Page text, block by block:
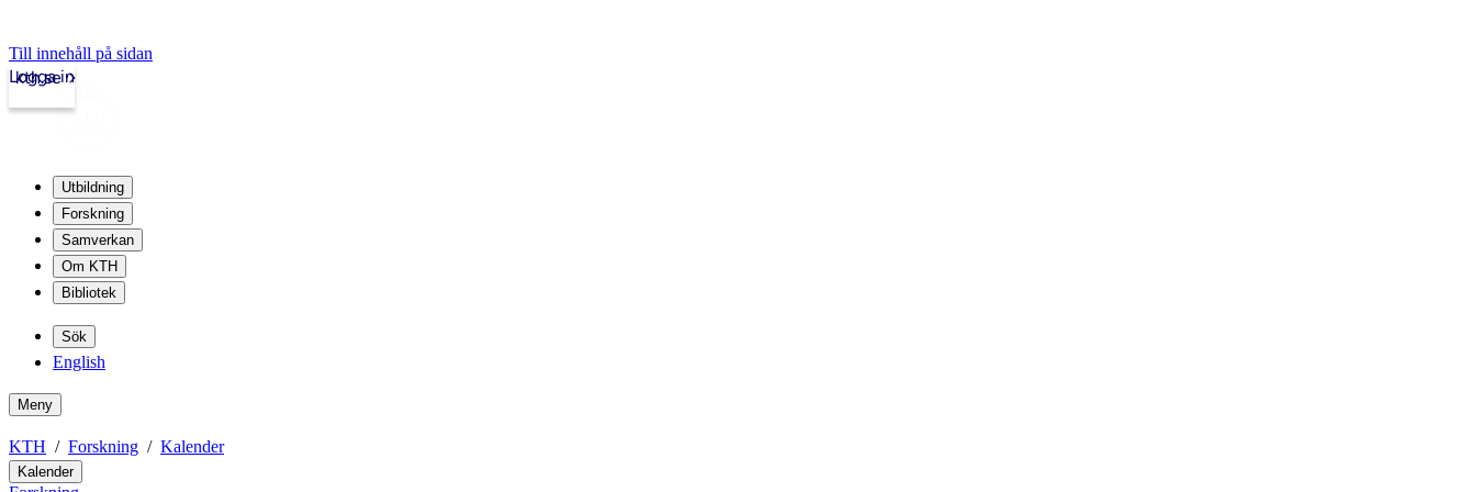
Till innehåll på sidan
kth.se
Logga in
Utbildning
Forskning
Samverkan
Om KTH
Bibliotek
Sök
English
Meny
KTH Forskning Kalender
Kalender